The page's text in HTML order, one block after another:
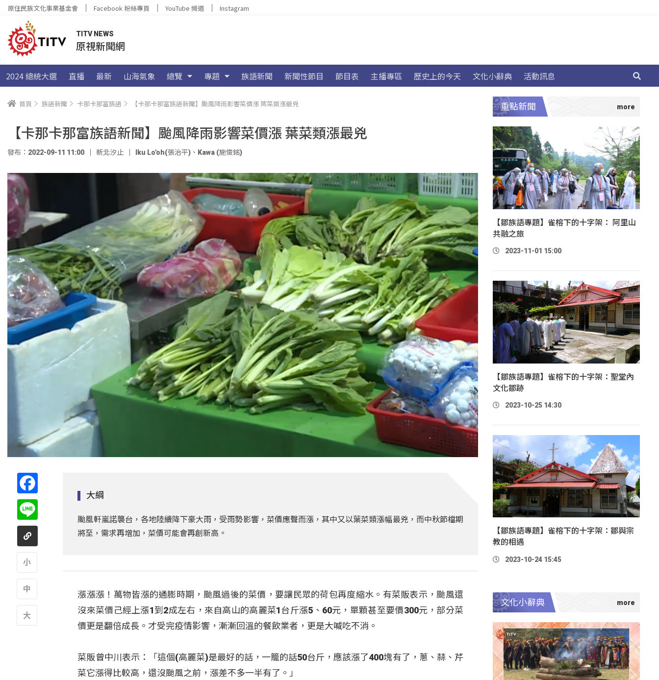
原住民族文化事業基金會 Facebook 粉絲專頁 YouTube 頻道 Instagram
TITV NEWS
原視新聞網
2024 總統大選 直播 最新 山海氣象 總覽 專題 族語新聞 新聞性節目 節目表 主播專區 歷史上的今天 文化小辭典 活動訊息
首頁 族語新聞 卡那卡那富族語 【卡那卡那富族語新聞】颱風降雨影響菜價漲 葉菜類漲最兇
【卡那卡那富族語新聞】颱風降雨影響菜價漲 葉菜類漲最兇
發布：2022-09-11 11:00 新北汐止 Iku Lo'oh(張治平) 、 Kawa (施俊銘)
大綱
颱風軒嵐諾襲台，各地陸續降下豪大雨，受雨勢影響，菜價應聲而漲，其中又以葉菜類漲幅最兇，而中秋節檔期
將至，需求再增加，菜價可能會再創新高。
漲漲漲！萬物皆漲的通膨時期，颱風過後的菜價，要讓民眾的荷包再度縮水。有菜販表示，颱風還
沒來菜價己經上漲1到2成左右，來自高山的高麗菜1台斤漲5、60元，單顆甚至要價300元，部分菜
價更是翻倍成長。才受完疫情影響，漸漸回溫的餐飲業者，更是大喊吃不消。
菜販曾中川表示：「這個(高麗菜)是最好的話，一籠的話50台斤，應該漲了400塊有了，蔥、蒜、芹
菜它漲得比較高，還沒颱風之前，漲差不多一半有了。」
重點新聞
【鄒族語專題】雀榕下的十字架： 阿里山
共融之旅
2023-11-01 15:00
【鄒族語專題】雀榕下的十字架：聖堂內
文化鄒跡
2023-10-25 14:30
【鄒族語專題】雀榕下的十字架：鄒與宗
教的相遇
2023-10-24 15:45
文化小辭典